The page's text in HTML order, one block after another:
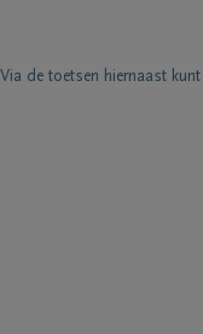
Via de toetsen hiernaast